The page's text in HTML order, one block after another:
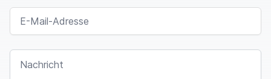
E-MAIL-ADRESSE
NACHRICHT